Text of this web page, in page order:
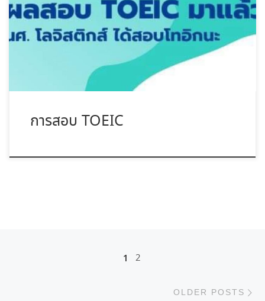
ยินดีด้วยกับความสำเร็จที่ได้ผ่านการทดสอบ TOEIC สำหรับนักศึกษา
ชั้นปีที่ […]
การสอบ TOEIC
Posts navigation
1 2
OLDER POSTS